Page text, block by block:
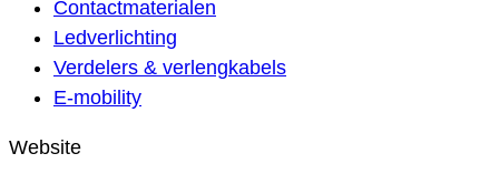
Contactmaterialen
Ledverlichting
Verdelers & verlengkabels
E-mobility
Website